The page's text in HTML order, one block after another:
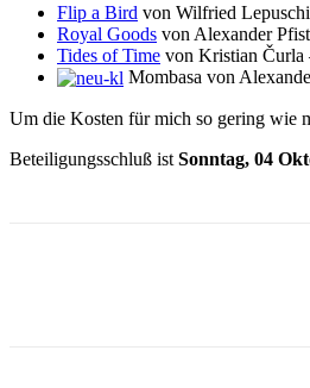
Flip a Bird von Wilfried
Royal Goods von Alexander
Tides of Time von Kristian Čurla
Mombasa von
Um die Kosten für mich so gering wie
Beteiligungsschluß ist Sonntag, 04